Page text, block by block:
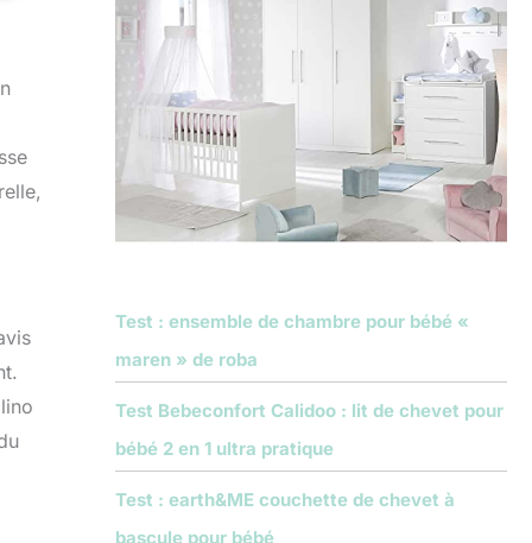
Test : ensemble de chambre pour bébé «
maren » de roba
Test Bebeconfort Calidoo : lit de chevet pour
bébé 2 en 1 ultra pratique
Test : earth&ME couchette de chevet à
bascule pour bébé